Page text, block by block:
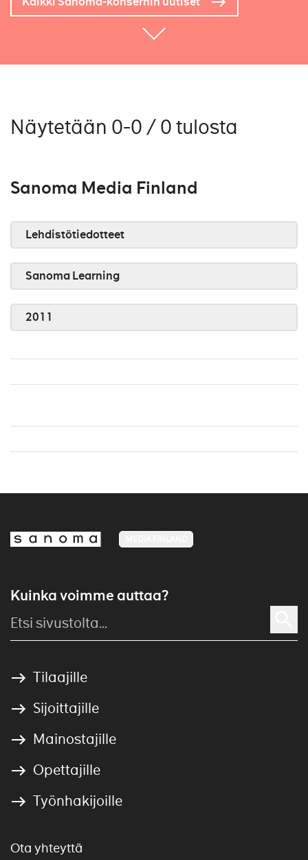
Näytetään 0-0 / 0 tulosta
Sanoma Media Finland
Lehdistötiedotteet
Sanoma Learning
2011
Kuinka voimme auttaa?
Tilaajille
Sijoittajille
Mainostajille
Opettajille
Työnhakijoille
Ota yhteyttä